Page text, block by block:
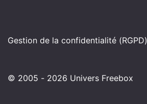
Gestion de la confidentialité (RGPD)
© 2005 - 2026 Univers Freebox